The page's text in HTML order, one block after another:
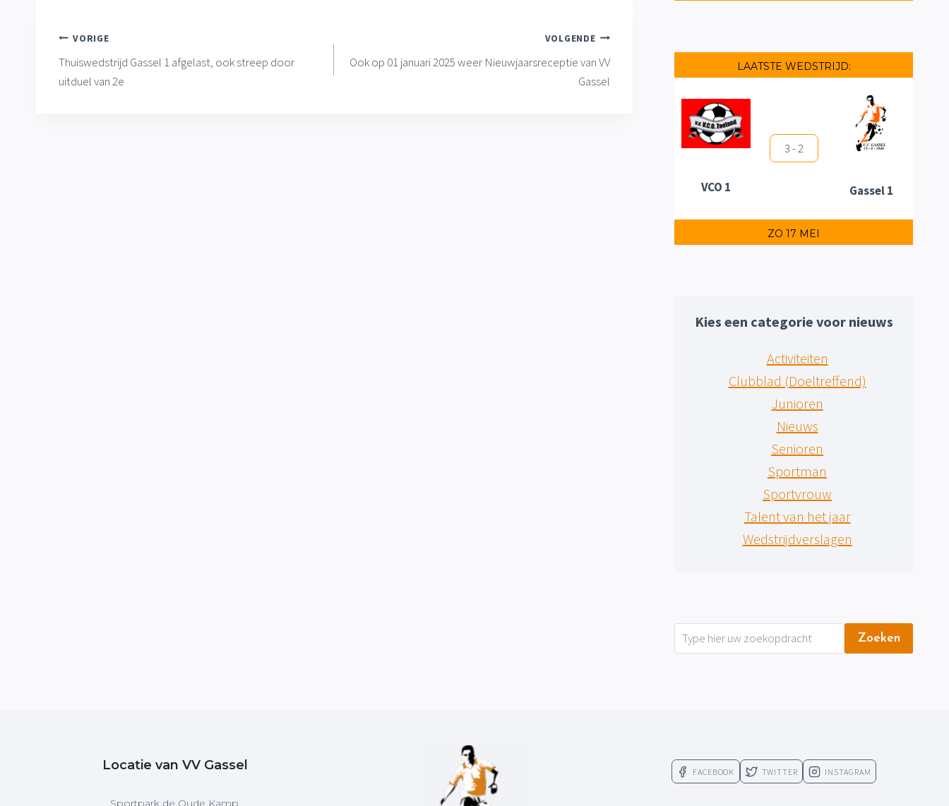
Bericht
navigatie
VORIGE
Thuiswedstrijd Gassel 1 afgelast, ook streep door
uitduel van 2e
VOLGENDE
Ook op 01 januari 2025 weer Nieuwjaarsreceptie van VV
Gassel
LAATSTE WEDSTRIJD:
VCO 1
3 - 2
Gassel 1
ZO 17 MEI
Kies een categorie voor nieuws
Activiteiten
Clubblad (Doeltreffend)
Junioren
Nieuws
Senioren
Sportman
Sportvrouw
Talent van het jaar
Wedstrijdverslagen
Zoeken
Locatie van VV Gassel
Sportpark de Oude Kamp,
FACEBOOK TWITTER INSTAGRAM